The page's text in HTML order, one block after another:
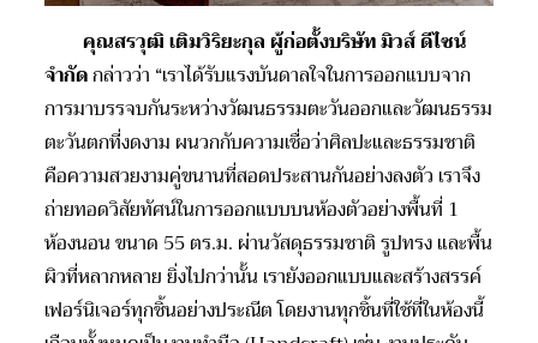
คุณสรวุฒิ เติมวิริยะกุล ผู้ก่อตั้งบริษัท มิวส์ ดีไซน์
จำกัดกล่าวว่า “เราได้รับแรงบันดาลใจในการออกแบบจาก
การมาบรรจบกันระหว่างวัฒนธรรมตะวันออกและวัฒนธรรม
ตะวันตกที่งดงาม ผนวกกับความเชื่อว่าศิลปะและธรรมชาติ
คือความสวยงามคู่ขนานที่สอดประสานกันอย่างลงตัว เราจึง
ถ่ายทอดวิสัยทัศน์ในการออกแบบบนห้องตัวอย่างพื้นที่ 1
ห้องนอน ขนาด 55 ตร.ม. ผ่านวัสดุธรรมชาติ รูปทรง และพื้น
ผิวที่หลากหลาย ยิ่งไปกว่านั้น เรายังออกแบบและสร้างสรรค์
เฟอร์นิเจอร์ทุกชิ้นอย่างประณีต โดยงานทุกชิ้นที่ใช้ที่ในห้องนี้